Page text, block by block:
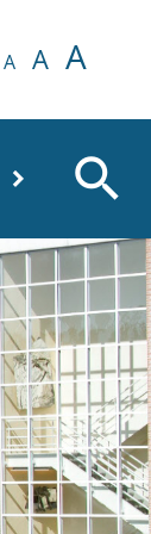
A A A
search